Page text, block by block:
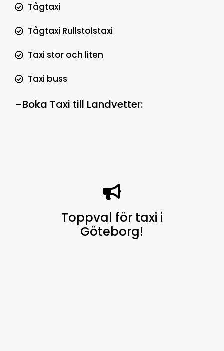
Tågtaxi
Tågtaxi Rullstolstaxi
Taxi stor och liten
Taxi buss
–Boka Taxi till Landvetter:
Toppval för taxi i
Göteborg!